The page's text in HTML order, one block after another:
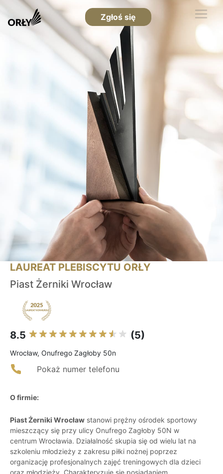
Zgłoś się
LAUREAT PLEBISCYTU ORŁY
Piast Żerniki Wrocław
8.5 (5)
Wrocław, Onufrego Zagłoby 50n
Pokaż numer telefonu
O firmie:
Piast Żerniki Wrocław stanowi prężny ośrodek sportowy
mieszczący się przy ulicy Onufrego Zagłoby 50N w
centrum Wrocławia. Działalność skupia się od wielu lat na
szkoleniu młodzieży z zakresu piłki nożnej poprzez
organizację profesjonalnych zajęć treningowych dla dzieci
oraz młodzieży. Charakteryzuje się posiadaniem